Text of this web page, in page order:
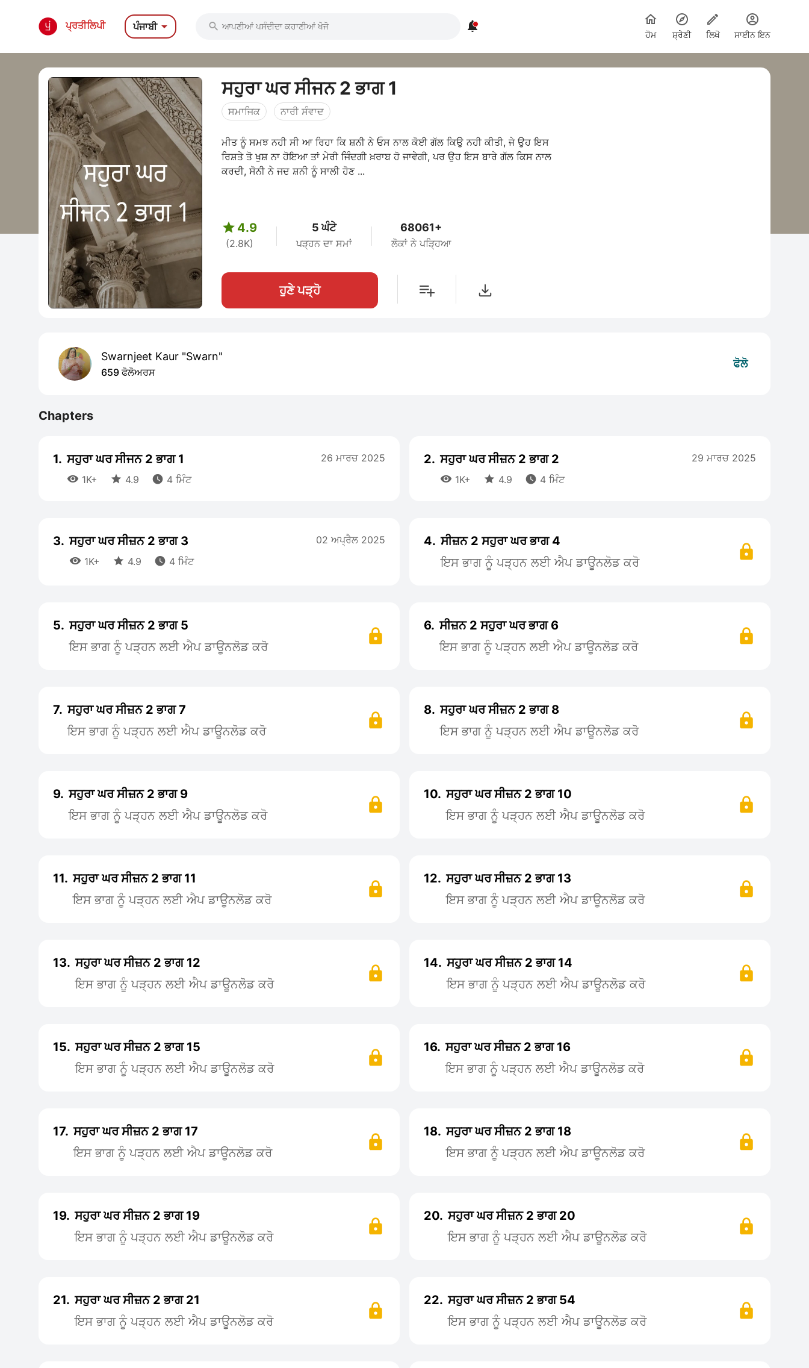
ਪ੍ਰਤੀਲਿਪੀ ਪੰਜਾਬੀ  
ਹੋਮ ਸ਼੍ਰੇਣੀ ਲਿਖੋ ਸਾਈਨ ਇਨ
ਸਹੁਰਾ ਘਰ ਸੀਜਨ 2 ਭਾਗ 1
ਸਮਾਜਿਕ ਨਾਰੀ ਸੰਵਾਦ
ਮੀਤ ਨੂੰ ਸਮਝ ਨਹੀ ਸੀ ਆ ਰਿਹਾ ਕਿ ਸ਼ਨੀ ਨੇ ਓਸ ਨਾਲ ਕੋਈ ਗੱਲ ਕਿਉ ਨਹੀ ਕੀਤੀ, ਜੇ ਉਹ ਇਸ
ਰਿਸ਼ਤੇ ਤੋ ਖੁਸ਼ ਨਾ ਹੋਇਆ ਤਾਂ ਮੇਰੀ ਜਿੰਦਗੀ ਖ਼ਰਾਬ ਹੋ ਜਾਵੇਗੀ, ਪਰ ਉਹ ਇਸ ਬਾਰੇ ਗੱਲ ਕਿਸ ਨਾਲ
ਕਰਦੀ, ਸੋਨੀ ਨੇ ਜਦ ਸ਼ਨੀ ਨੂੰ ਸਾਲੀ ਹੋਣ ...
 4.9
(2.8K)
5 ਘੰਟੇ
ਪੜ੍ਹਨ ਦਾ ਸਮਾਂ
68061+
ਲੋਕਾਂ ਨੇ ਪੜ੍ਹਿਆ
ਹੁਣੇ ਪੜ੍ਹੋ
Swarnjeet Kaur "Swarn"
659 ਫੋਲੋਅਰਸ
ਫੋਲੋ
Chapters
1. ਸਹੁਰਾ ਘਰ ਸੀਜਨ 2 ਭਾਗ 1
 1K+  4.9  4 ਮਿੰਟ
26 ਮਾਰਚ 2025 2. ਸਹੁਰਾ ਘਰ ਸੀਜ਼ਨ 2 ਭਾਗ 2
 1K+  4.9  4 ਮਿੰਟ
29 ਮਾਰਚ 2025
3. ਸਹੁਰਾ ਘਰ ਸੀਜ਼ਨ 2 ਭਾਗ 3
 1K+  4.9  4 ਮਿੰਟ
02 ਅਪ੍ਰੈਲ 2025 4. ਸੀਜ਼ਨ 2 ਸਹੁਰਾ ਘਰ ਭਾਗ 4
ਇਸ ਭਾਗ ਨੂੰ ਪੜ੍ਹਨ ਲਈ ਐਪ ਡਾਊਨਲੋਡ ਕਰੋ
5. ਸਹੁਰਾ ਘਰ ਸੀਜ਼ਨ 2 ਭਾਗ 5
ਇਸ ਭਾਗ ਨੂੰ ਪੜ੍ਹਨ ਲਈ ਐਪ ਡਾਊਨਲੋਡ ਕਰੋ
6. ਸੀਜ਼ਨ 2 ਸਹੁਰਾ ਘਰ ਭਾਗ 6
ਇਸ ਭਾਗ ਨੂੰ ਪੜ੍ਹਨ ਲਈ ਐਪ ਡਾਊਨਲੋਡ ਕਰੋ
7. ਸਹੁਰਾ ਘਰ ਸੀਜ਼ਨ 2 ਭਾਗ 7
ਇਸ ਭਾਗ ਨੂੰ ਪੜ੍ਹਨ ਲਈ ਐਪ ਡਾਊਨਲੋਡ ਕਰੋ
8. ਸਹੁਰਾ ਘਰ ਸੀਜ਼ਨ 2 ਭਾਗ 8
ਇਸ ਭਾਗ ਨੂੰ ਪੜ੍ਹਨ ਲਈ ਐਪ ਡਾਊਨਲੋਡ ਕਰੋ
9. ਸਹੁਰਾ ਘਰ ਸੀਜ਼ਨ 2 ਭਾਗ 9
ਇਸ ਭਾਗ ਨੂੰ ਪੜ੍ਹਨ ਲਈ ਐਪ ਡਾਊਨਲੋਡ ਕਰੋ
10. ਸਹੁਰਾ ਘਰ ਸੀਜ਼ਨ 2 ਭਾਗ 10
ਇਸ ਭਾਗ ਨੂੰ ਪੜ੍ਹਨ ਲਈ ਐਪ ਡਾਊਨਲੋਡ ਕਰੋ
11. ਸਹੁਰਾ ਘਰ ਸੀਜ਼ਨ 2 ਭਾਗ 11
ਇਸ ਭਾਗ ਨੂੰ ਪੜ੍ਹਨ ਲਈ ਐਪ ਡਾਊਨਲੋਡ ਕਰੋ
12. ਸਹੁਰਾ ਘਰ ਸੀਜ਼ਨ 2 ਭਾਗ 13
ਇਸ ਭਾਗ ਨੂੰ ਪੜ੍ਹਨ ਲਈ ਐਪ ਡਾਊਨਲੋਡ ਕਰੋ
13. ਸਹੁਰਾ ਘਰ ਸੀਜ਼ਨ 2 ਭਾਗ 12
ਇਸ ਭਾਗ ਨੂੰ ਪੜ੍ਹਨ ਲਈ ਐਪ ਡਾਊਨਲੋਡ ਕਰੋ
14. ਸਹੁਰਾ ਘਰ ਸੀਜ਼ਨ 2 ਭਾਗ 14
ਇਸ ਭਾਗ ਨੂੰ ਪੜ੍ਹਨ ਲਈ ਐਪ ਡਾਊਨਲੋਡ ਕਰੋ
15. ਸਹੁਰਾ ਘਰ ਸੀਜ਼ਨ 2 ਭਾਗ 15
ਇਸ ਭਾਗ ਨੂੰ ਪੜ੍ਹਨ ਲਈ ਐਪ ਡਾਊਨਲੋਡ ਕਰੋ
16. ਸਹੁਰਾ ਘਰ ਸੀਜ਼ਨ 2 ਭਾਗ 16
ਇਸ ਭਾਗ ਨੂੰ ਪੜ੍ਹਨ ਲਈ ਐਪ ਡਾਊਨਲੋਡ ਕਰੋ
17. ਸਹੁਰਾ ਘਰ ਸੀਜ਼ਨ 2 ਭਾਗ 17
ਇਸ ਭਾਗ ਨੂੰ ਪੜ੍ਹਨ ਲਈ ਐਪ ਡਾਊਨਲੋਡ ਕਰੋ
18. ਸਹੁਰਾ ਘਰ ਸੀਜ਼ਨ 2 ਭਾਗ 18
ਇਸ ਭਾਗ ਨੂੰ ਪੜ੍ਹਨ ਲਈ ਐਪ ਡਾਊਨਲੋਡ ਕਰੋ
19. ਸਹੁਰਾ ਘਰ ਸੀਜ਼ਨ 2 ਭਾਗ 19
ਇਸ ਭਾਗ ਨੂੰ ਪੜ੍ਹਨ ਲਈ ਐਪ ਡਾਊਨਲੋਡ ਕਰੋ
20. ਸਹੁਰਾ ਘਰ ਸੀਜ਼ਨ 2 ਭਾਗ 20
ਇਸ ਭਾਗ ਨੂੰ ਪੜ੍ਹਨ ਲਈ ਐਪ ਡਾਊਨਲੋਡ ਕਰੋ
21. ਸਹੁਰਾ ਘਰ ਸੀਜ਼ਨ 2 ਭਾਗ 21
ਇਸ ਭਾਗ ਨੂੰ ਪੜ੍ਹਨ ਲਈ ਐਪ ਡਾਊਨਲੋਡ ਕਰੋ
22. ਸਹੁਰਾ ਘਰ ਸੀਜ਼ਨ 2 ਭਾਗ 54
ਇਸ ਭਾਗ ਨੂੰ ਪੜ੍ਹਨ ਲਈ ਐਪ ਡਾਊਨਲੋਡ ਕਰੋ